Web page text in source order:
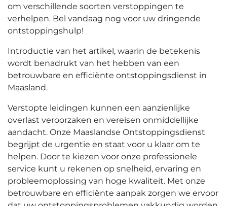
om verschillende soorten verstoppingen te
verhelpen.​ Bel vandaag nog voor uw dringende
ontstoppingshulp!​
Introductie van het artikel, waarin de betekenis
wordt benadrukt van het hebben van een
betrouwbare en efficiënte ontstoppingsdienst in
Maasland.​
Verstopte leidingen kunnen een aanzienlijke
overlast veroorzaken en vereisen onmiddellijke
aandacht.​ Onze Maaslandse Ontstoppingsdienst
begrijpt de urgentie en staat voor u klaar om te
helpen.​ Door te kiezen voor onze professionele
service kunt u rekenen op snelheid, ervaring en
probleemoplossing van hoge kwaliteit.​ Met onze
betrouwbare en efficiënte aanpak zorgen we ervoor